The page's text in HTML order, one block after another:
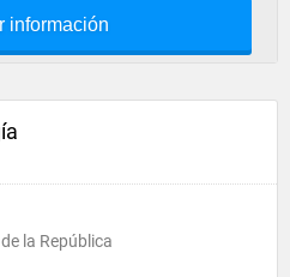
información
la República